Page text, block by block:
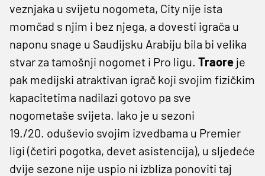
veznjaka u svijetu nogometa, City nije ista
momčad s njim i bez njega, a dovesti igrača u
naponu snage u Saudijsku Arabiju bila bi velika
stvar za tamošnji nogomet i Pro ligu. Traore je
pak medijski atraktivan igrač koji svojim fizičkim
kapacitetima nadilazi gotovo pa sve
nogometaše svijeta. Iako je u sezoni
19./20. oduševio svojim izvedbama u Premier
ligi (četiri pogotka, devet asistencija), u sljedeće
dvije sezone nije uspio ni izbliza ponoviti taj